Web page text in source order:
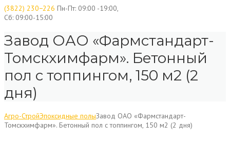
(3822) 230−226 Пн-Пт: 09:00 -19:00,
Сб: 09:00-15:00
Завод ОАО «Фармстандарт-
Томскхимфарм». Бетонный
пол с топпингом, 150 м2 (2
дня)
Агро-СтройЭпоксидные полыЗавод ОАО «Фармстандарт-
Томскхимфарм». Бетонный пол с топпингом, 150 м2 (2 дня)